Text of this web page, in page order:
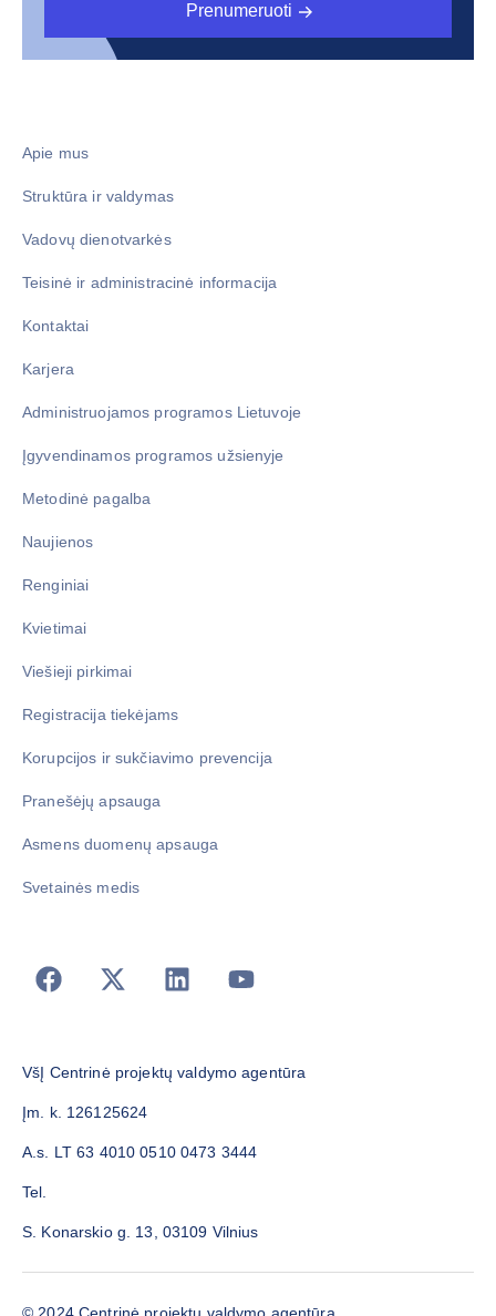
Prenumeruoti
Apie mus
Struktūra ir valdymas
Vadovų dienotvarkės
Teisinė ir administracinė informacija
Kontaktai
Karjera
Administruojamos programos Lietuvoje
Įgyvendinamos programos užsienyje
Metodinė pagalba
Naujienos
Renginiai
Kvietimai
Viešieji pirkimai
Registracija tiekėjams
Korupcijos ir sukčiavimo prevencija
Pranešėjų apsauga
Asmens duomenų apsauga
Svetainės medis
VšĮ Centrinė projektų valdymo agentūra
Įm. k. 126125624
A.s. LT 63 4010 0510 0473 3444
Tel.
S. Konarskio g. 13, 03109 Vilnius